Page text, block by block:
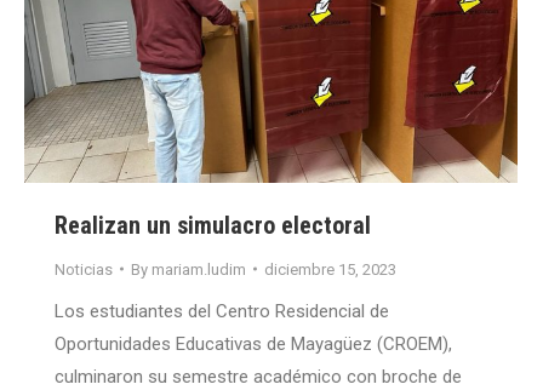
Realizan un simulacro electoral
Noticias By mariam.ludim diciembre 15, 2023
Los estudiantes del Centro Residencial de
Oportunidades Educativas de Mayagüez (CROEM),
culminaron su semestre académico con broche de